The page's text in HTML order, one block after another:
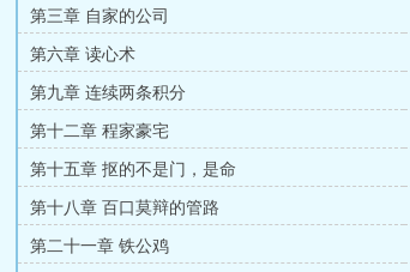
第三章 自家的公司
第六章 读心术
第九章 连续两条积分
第十二章 程家豪宅
第十五章 抠的不是门，是命
第十八章 百口莫辩的管路
第二十一章 铁公鸡